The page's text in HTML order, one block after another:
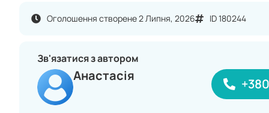
Оголошення створене 2 Липня, 2026 ID 180244
Зв'язатися з автором
Анастасія